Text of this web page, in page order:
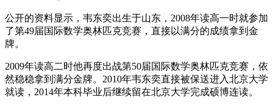
公开的资料显示，韦东奕出生于山东，2008年读高一时就参加
了第49届国际数学奥林匹克竞赛，直接以满分的成绩拿到金
牌。
2009年读高二时他再度出战第50届国际数学奥林匹克竞赛，依
然稳稳拿到满分金牌。2010年韦东奕直接被保送进入北京大学
就读，2014年本科毕业后继续留在北京大学完成硕博连读。